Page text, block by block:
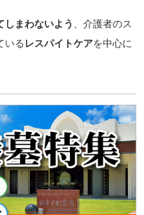
しまわないよう
、介護者のス
いる レスパイトケアを中心に